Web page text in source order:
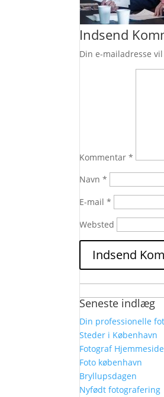
Indsend
Din e-mailadresse
Kommentar*
Navn*
E-mail*
Websted
efter:
Seneste indlæg
Din professionelle
Steder i København
Fotograf
Foto københavn
Bryllupsdagen
Nyfødt fotografering